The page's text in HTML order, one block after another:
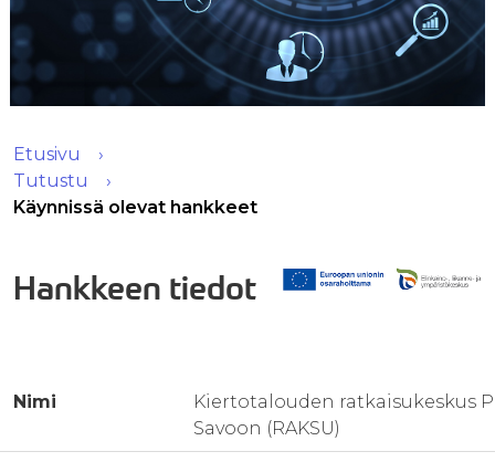
Etusivu
Tutustu
Käynnissä olevat hankkeet
Hankkeen tiedot
Nimi
Kiertotalouden ratkaisukeskus
Savoon (RAKSU)